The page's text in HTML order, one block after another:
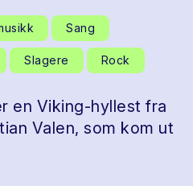
Sang
Slagere Rock
en Viking-hyllest fra
Valen, som kom ut